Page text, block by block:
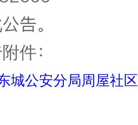
告。
件：
城公安分局周屋社